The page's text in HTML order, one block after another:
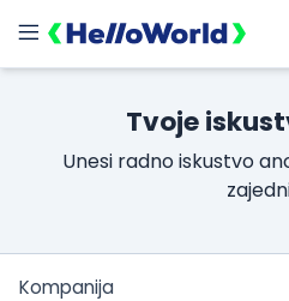
Tvoje
Unesi radno iskustvo
Kompanija
/kompanije/iskustvo/